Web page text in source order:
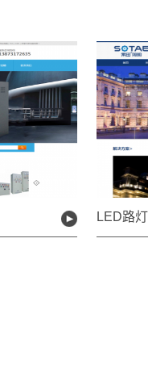
LED路